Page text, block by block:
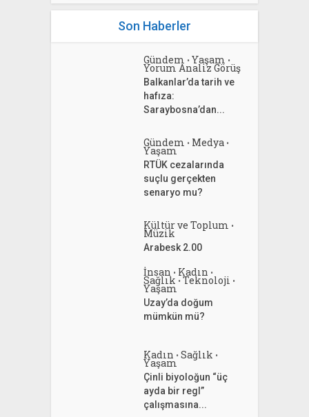
Son Haberler
Gündem • Yaşam •
Yorum Analiz Görüş
Balkanlar’da tarih ve
hafıza:
Saraybosna’dan...
Gündem • Medya •
Yaşam
RTÜK cezalarında
suçlu gerçekten
senaryo mu?
Kültür ve Toplum •
Müzik
Arabesk 2.00
İnsan • Kadın •
Sağlık • Teknoloji •
Yaşam
Uzay’da doğum
mümkün mü?
Kadın • Sağlık •
Yaşam
Çinli biyoloğun “üç
ayda bir regl”
çalışmasına...